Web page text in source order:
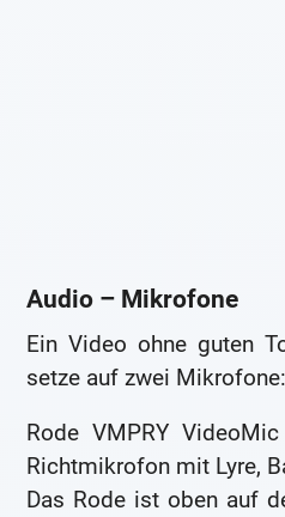
Audio – Mikrofone
Ein Video ohne guten
setze auf zwei Mikrofone:
Rode VMPRY
Richtmikrofon mit Lyre,
Das Rode ist oben auf